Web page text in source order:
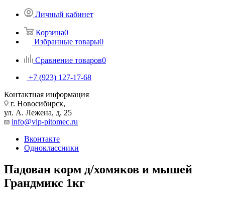
Личный кабинет
Корзина0
Избранные товары0
Сравнение товаров0
+7 (923) 127-17-68
Контактная информация
г. Новосибирск,
ул. А. Лежена, д. 25
info@vip-pitomec.ru
Вконтакте
Одноклассники
Падован корм д/хомяков и мышей
Грандмикс 1кг